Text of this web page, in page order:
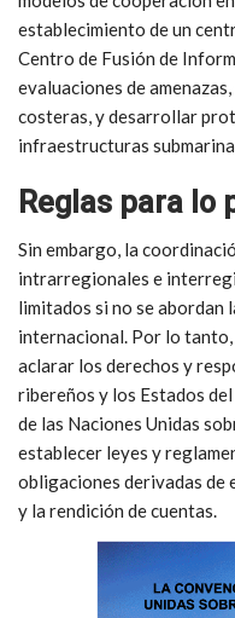
frente a la presión
Una carta ASEAN-UE
podría ayudar a mitigar la
iniciativa puramente
enfrentar, mientras que la
implementación. La
establecimiento de un
Centro de Fusión de
evaluaciones de
costeras, y desarrollar
infraestructuras
Reglas para lo
Sin embargo, la
intrarregionales e
limitados si no se abordan
internacional. Por lo
aclarar los derechos y